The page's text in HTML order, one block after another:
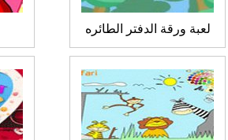
لعبة ورقة الدفتر الطائره